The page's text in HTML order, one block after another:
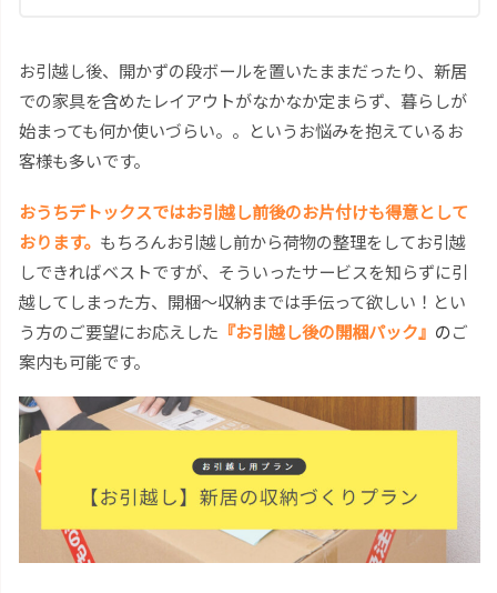
お引越し後、開かずの段ボールを置いたままだったり、新居
での家具を含めたレイアウトがなかなか定まらず、暮らしが
始まっても何か使いづらい。。というお悩みを抱えているお
客様も多いです。
おうちデトックスではお引越し前後のお片付けも得意として
おります。 もちろんお引越し前から荷物の整理をしてお引越
しできればベストですが、そういったサービスを知らずに引
越してしまった方、開梱～収納までは手伝って欲しい！とい
う方のご要望にお応えした 『お引越し後の開梱パック』 のご
案内も可能です。